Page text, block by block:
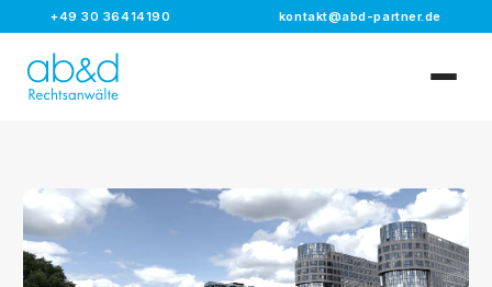
+49 30 36414190 kontakt@abd-partner.de